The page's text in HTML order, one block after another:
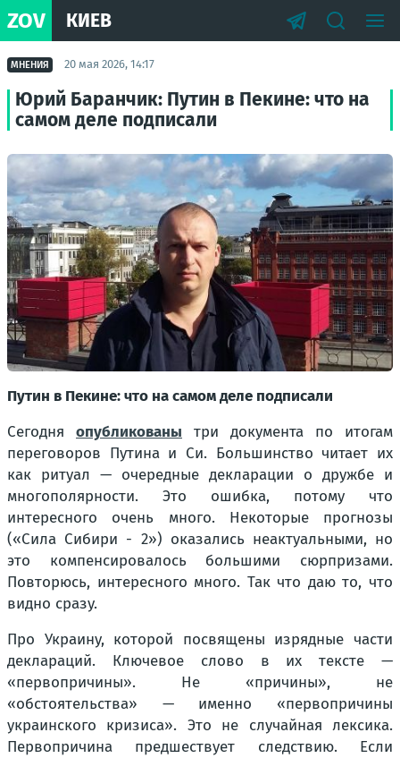
ZOV КИЕВ
МНЕНИЯ 20 мая 2026, 14:17
Юрий Баранчик: Путин в Пекине: что на
самом деле подписали
Путин в Пекине: что на самом деле подписали
Сегодня опубликованы три документа по итогам
переговоров Путина и Си. Большинство читает их
как ритуал — очередные декларации о дружбе и
многополярности. Это ошибка, потому что
интересного очень много. Некоторые прогнозы
(«Сила Сибири - 2») оказались неактуальными, но
это компенсировалось большими сюрпризами.
Повторюсь, интересного много. Так что даю то, что
видно сразу.
Про Украину, которой посвящены изрядные части
деклараций. Ключевое слово в их тексте —
«первопричины». Не «причины», не
«обстоятельства» — именно «первопричины
украинского кризиса». Это не случайная лексика.
Первопричина предшествует следствию. Если